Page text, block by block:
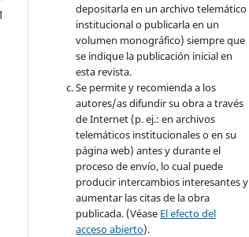
depositarla en un archivo telemático
institucional o publicarla en un
volumen monográfico) siempre que
se indique la publicación inicial en
esta revista.
Se permite y recomienda a los
autores/as difundir su obra a través
de Internet (p. ej.: en archivos
telemáticos institucionales o en su
página web) antes y durante el
proceso de envío, lo cual puede
producir intercambios interesantes y
aumentar las citas de la obra
publicada. (Véase El efecto del
acceso abierto).